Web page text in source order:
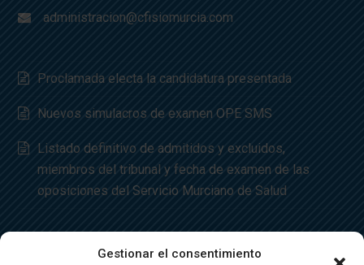
Gestionar el consentimiento
administracion@cfisiomurcia.com
Proclamada electa la candidatura presentada
Nuevos simulacros de examen OPE SMS
Listado definitivo de admitidos y excluidos,
miembros del tribunal y fecha de examen de las
oposiciones del Servicio Murciano de Salud